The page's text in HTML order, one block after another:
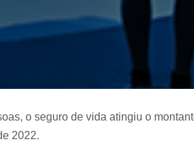
o seguro de vida atingiu o
2022.